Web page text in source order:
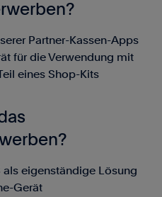
Partner-Kassen-Apps
für die Verwendung mit
eines Shop-Kits
als eigenständige Lösung
Gerät